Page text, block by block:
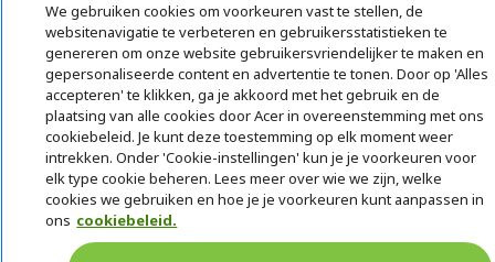
We gebruiken cookies om voorkeuren vast te stellen, de
websitenavigatie te verbeteren en gebruikersstatistieken te
genereren om onze website gebruikersvriendelijker te maken en
gepersonaliseerde content en advertentie te tonen. Door op 'Alles
accepteren' te klikken, ga je akkoord met het gebruik en de
plaatsing van alle cookies door Acer in overeenstemming met ons
cookiebeleid. Je kunt deze toestemming op elk moment weer
intrekken. Onder 'Cookie-instellingen' kun je je voorkeuren voor
elk type cookie beheren. Lees meer over wie we zijn, welke
cookies we gebruiken en hoe je je voorkeuren kunt aanpassen in
ons cookiebeleid.